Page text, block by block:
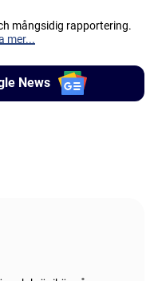
mångsidig rapportering.
mer...
News